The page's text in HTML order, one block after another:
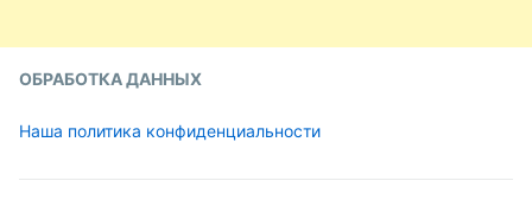
ОБРАБОТКА ДАННЫХ
Наша политика конфиденциальности